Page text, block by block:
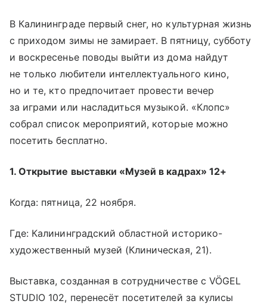
В Калининграде первый снег, но культурная жизнь
с приходом зимы не замирает. В пятницу, субботу
и воскресенье поводы выйти из дома найдут
не только любители интеллектуального кино,
но и те, кто предпочитает провести вечер
за играми или насладиться музыкой. «Клопс»
собрал список мероприятий, которые можно
посетить бесплатно.
1. Открытие выставки «Музей в кадрах» 12+
Когда: пятница, 22 ноября.
Где: Калининградский областной историко-
художественный музей (Клиническая, 21).
Выставка, созданная в сотрудничестве с VÖGEL
STUDIO 102, перенесёт посетителей за кулисы